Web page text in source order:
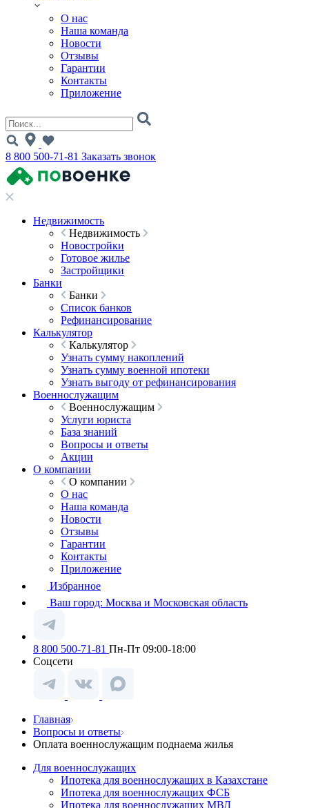
О нас
Наша команда
Новости
Отзывы
Гарантии
Контакты
Приложение
8 800 500-71-81 Заказать звонок
Недвижимость
Недвижимость
Новостройки
Готовое жилье
Застройщики
Банки
Банки
Список банков
Рефинансирование
Калькулятор
Калькулятор
Узнать сумму накоплений
Узнать сумму военной ипотеки
Узнать выгоду от рефинансирования
Военнослужащим
Военнослужащим
Услуги юриста
База знаний
Вопросы и ответы
Акции
О компании
О компании
О нас
Наша команда
Новости
Отзывы
Гарантии
Контакты
Приложение
Избранное
Ваш город: Москва и Московская область
8 800 500-71-81 Пн-Пт 09:00-18:00
Соцсети
Главная
Вопросы и ответы
Оплата военнослужащим поднаема жилья
Для военнослужащих
Ипотека для военнослужащих в Казахстане
Ипотека для военнослужащих ФСБ
Ипотека для военнослужащих МВД